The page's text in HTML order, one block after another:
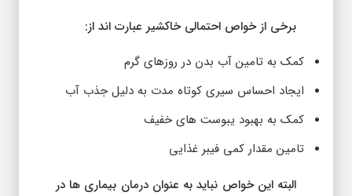
برخی از خواص احتمالی خاکشیر عبارت اند از:
کمک به تامین آب بدن در روزهای گرم
ایجاد احساس سیری کوتاه مدت به دلیل جذب آب
کمک به بهبود یبوست های خفیف
تامین مقدار کمی فیبر غذایی
البته این خواص نباید به عنوان درمان بیماری ها در